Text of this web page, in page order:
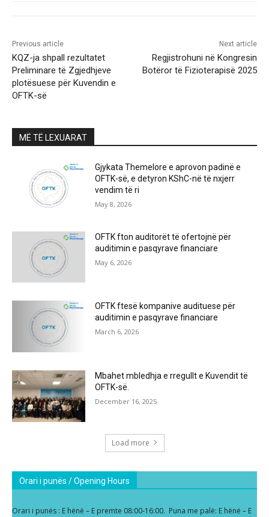
Previous article
KQZ-ja shpall rezultatet
Preliminare të Zgjedhjeve
plotësuese për Kuvendin e
OFTK-së
Next article
Regjistrohuni në Kongresin
Botëror të Fizioterapisë 2025
MË TË LEXUARAT
Gjykata Themelore e aprovon padinë e
OFTK-së, e detyron KShC-në të nxjerr
vendim të ri
May 8, 2026
OFTK fton auditorët të ofertojnë për
auditimin e pasqyrave financiare
May 6, 2026
OFTK ftesë kompanive audituese për
auditimin e pasqyrave financiare
March 6, 2026
Mbahet mbledhja e rregullt e Kuvendit të
OFTK-së.
December 16, 2025
Load more
Orari i punës / Opening Hours
Orari i punës : E hënë – E premte 08:00-16:00. Puna me palë: E hënë – E